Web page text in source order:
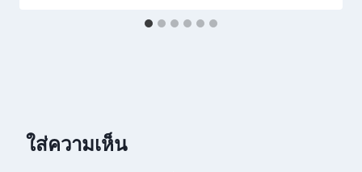
ใส่ความเห็น